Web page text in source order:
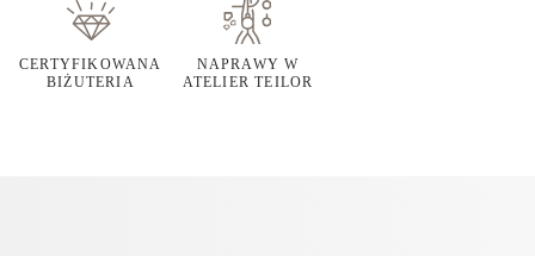
CERTYFIKOWANA
BIŻUTERIA
NAPRAWY W
ATELIER TEILOR